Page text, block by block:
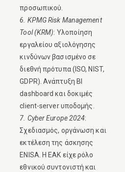
προσωπικού.
6. KPMG Risk Management
Tool (KRM): Υλοποίηση
εργαλείου αξιολόγησης
κινδύνων βασισμένο σε
διεθνή πρότυπα (ISO, NIST,
GDPR). Ανάπτυξη BI
dashboard και δοκιμές
client-server υποδομής.
7. Cyber Europe 2024:
Σχεδιασμός, οργάνωση και
εκτέλεση της άσκησης
ENISA. Η ΕΑΚ είχε ρόλο
εθνικού συντονιστή και